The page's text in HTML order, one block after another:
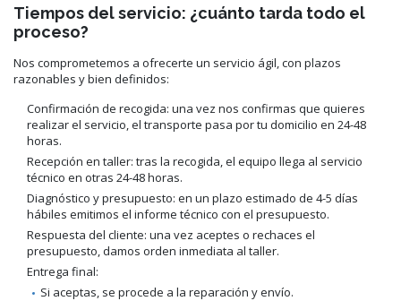
Tiempos del servicio: ¿cuánto tarda todo el
proceso?
Nos comprometemos a ofrecerte un servicio ágil, con plazos
razonables y bien definidos:
Confirmación de recogida: una vez nos confirmas que quieres
realizar el servicio, el transporte pasa por tu domicilio en 24-48
horas.
Recepción en taller: tras la recogida, el equipo llega al servicio
técnico en otras 24-48 horas.
Diagnóstico y presupuesto: en un plazo estimado de 4-5 días
hábiles emitimos el informe técnico con el presupuesto.
Respuesta del cliente: una vez aceptes o rechaces el
presupuesto, damos orden inmediata al taller.
Entrega final:
Si aceptas, se procede a la reparación y envío.